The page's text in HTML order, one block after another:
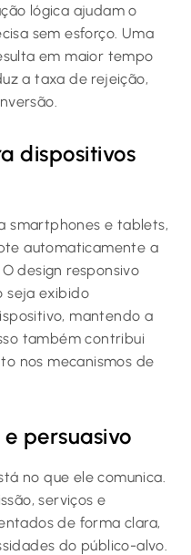
lógica ajudam o
sem esforço. Uma
em maior tempo
a taxa de rejeição,
dispositivos
smartphones e tablets,
automaticamente a
design responsivo
seja exibido
mantendo a
também contribui
nos mecanismos de
persuasivo
no que ele comunica.
serviços e
de forma clara,
do público-alvo.